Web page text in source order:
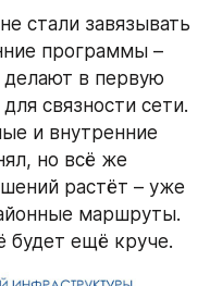
стали завязывать
программы –
в первую
связности сети.
и внутренние
но всё же
растёт – уже
маршруты.
будет ещё круче.